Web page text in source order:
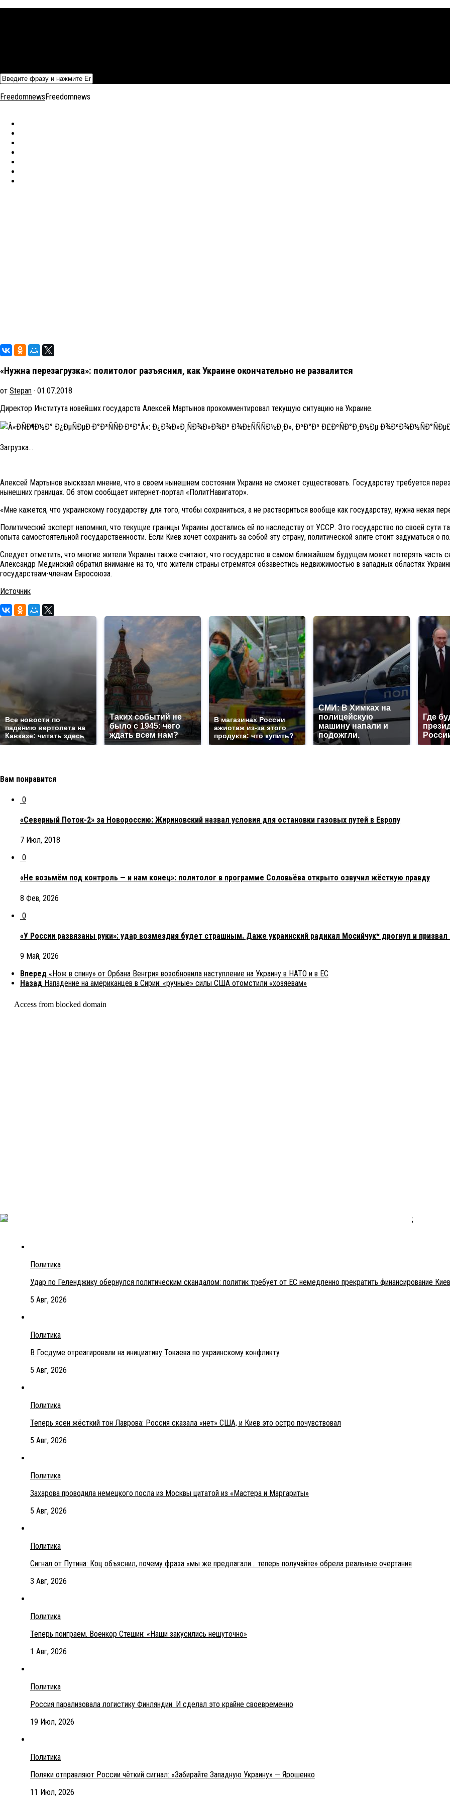
FreedomnewsFreedomnews
«Нужна перезагрузка»: политолог разъяснил, как Украине окончательно не развалится
от Stepan · 01.07.2018
Директор Института новейших государств Алексей Мартынов прокомментировал текущую ситуацию на Украине.
Загрузка...
Алексей Мартынов высказал мнение, что в своем нынешнем состоянии Украина не сможет существовать. Государству требуется
нынешних границах. Об этом сообщает интернет-портал «ПолитНавигатор».
«Мне кажется, что украинскому государству для того, чтобы сохраниться, а не раствориться вообще как государству, нужна некая
Политический эксперт напомнил, что текущие границы Украины достались ей по наследству от УССР. Это государство по своей сути
опыта самостоятельной государственности. Если Киев хочет сохранить за собой эту страну, политической элите стоит задуматься о
Следует отметить, что многие жители Украины также считают, что государство в самом ближайшем будущем может потерять часть
Александр Мединский обратил внимание на то, что жители страны стремятся обзавестись недвижимостью в западных областях
государствам-членам Евросоюза.
Источник
Все новости по
падению вертолета на
Кавказе: читать здесь
Таких событий не
было с 1945: чего
ждать всем нам?
В магазинах России
ажиотаж из-за этого
продукта: что купить?
СМИ: В Химках на
полицейскую
машину напали и
подожгли.
Где
Вам понравится
0
«Северный Поток-2» за Новороссию: Жириновский назвал условия для остановки газовых путей в Европу
7 Июл, 2018
0
«Не возьмём под контроль — и нам конец»: политолог в программе Соловьёва открыто озвучил жёсткую правду
8 Фев, 2026
0
«У России развязаны руки»: удар возмездия будет страшным. Даже украинский радикал Мосийчук* дрогнул и
9 Май, 2026
Вперед «Нож в спину» от Орбана Венгрия возобновила наступление на Украину в НАТО и в ЕС
Назад Нападение на американцев в Сирии: «ручные» силы США отомстили «хозяевам»
;
Политика
Удар по Геленджику обернулся политическим скандалом: политик требует от ЕС немедленно прекратить финансирование
5 Авг, 2026
Политика
В Госдуме отреагировали на инициативу Токаева по украинскому конфликту
5 Авг, 2026
Политика
Теперь ясен жёсткий тон Лаврова: Россия сказала «нет» США, и Киев это остро почувствовал
5 Авг, 2026
Политика
Захарова проводила немецкого посла из Москвы цитатой из «Мастера и Маргариты»
5 Авг, 2026
Политика
Сигнал от Путина: Коц объяснил, почему фраза «мы же предлагали… теперь получайте» обрела реальные очертания
3 Авг, 2026
Политика
Теперь поиграем. Военкор Стешин: «Наши закусились нешуточно»
1 Авг, 2026
Политика
Россия парализовала логистику Финляндии. И сделал это крайне своевременно
19 Июл, 2026
Политика
Поляки отправляют России чёткий сигнал: «Забирайте Западную Украину» — Ярошенко
11 Июл, 2026